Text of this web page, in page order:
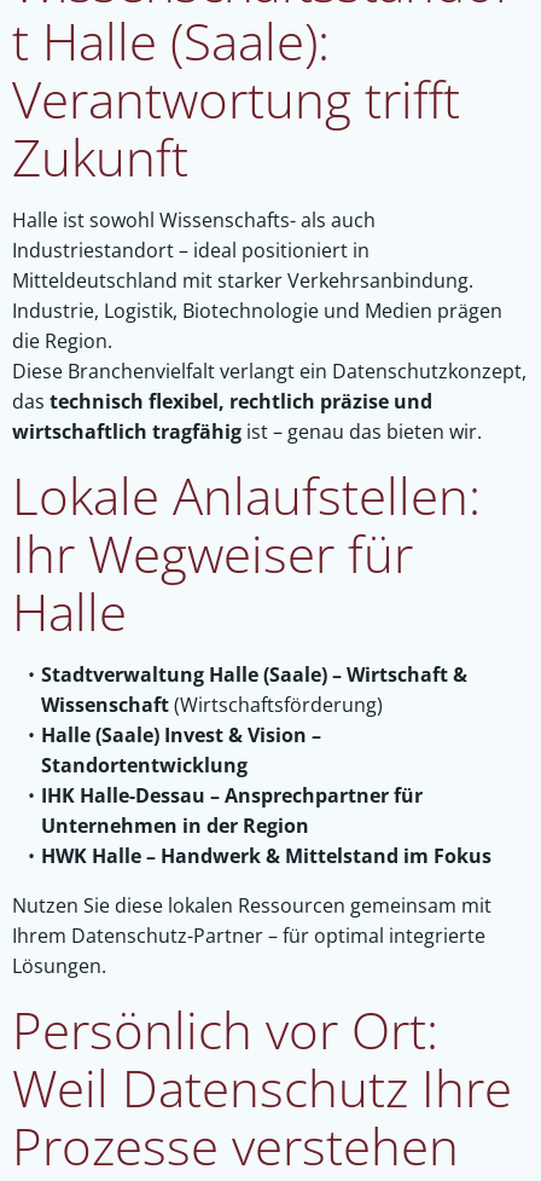
t Halle (Saale):
Verantwortung trifft
Zukunft
Halle ist sowohl Wissenschafts- als auch
Industriestandort – ideal positioniert in
Mitteldeutschland mit starker Verkehrsanbindung.
Industrie, Logistik, Biotechnologie und Medien prägen
die Region.
Diese Branchenvielfalt verlangt ein Datenschutzkonzept,
das technisch flexibel, rechtlich präzise und
wirtschaftlich tragfähig ist – genau das bieten wir.
Lokale Anlaufstellen:
Ihr Wegweiser für
Halle
Stadtverwaltung Halle (Saale) – Wirtschaft &
Wissenschaft(Wirtschaftsförderung)
Halle (Saale) Invest & Vision –
Standortentwicklung
IHK Halle-Dessau – Ansprechpartner für
Unternehmen in der Region
HWK Halle – Handwerk & Mittelstand im Fokus
Nutzen Sie diese lokalen Ressourcen gemeinsam mit
Ihrem Datenschutz-Partner – für optimal integrierte
Lösungen.
Persönlich vor Ort:
Weil Datenschutz Ihre
Prozesse verstehen